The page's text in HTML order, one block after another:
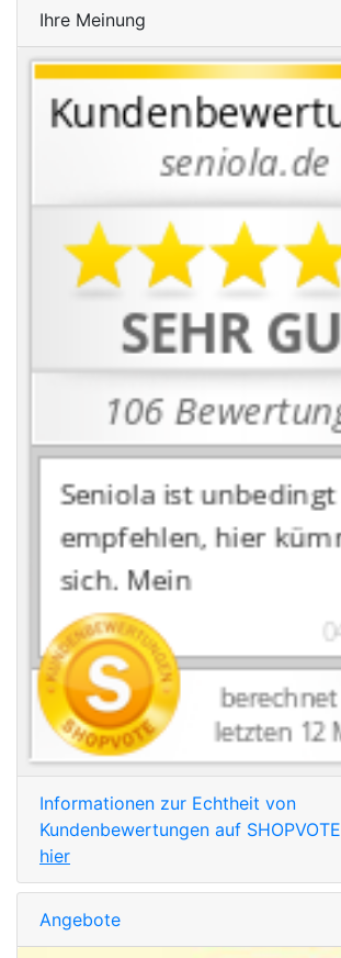
Ihre Meinung
Informationen zur Echtheit von
Kundenbewertungen auf SHOPVOTE
hier
Angebote